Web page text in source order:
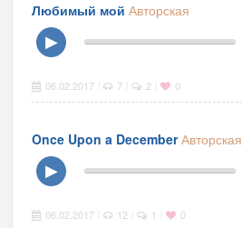
Любимый мой Авторская
▶
06.02.2017 7 2 0
Once Upon a December Авторская
▶
06.02.2017 12 1 0